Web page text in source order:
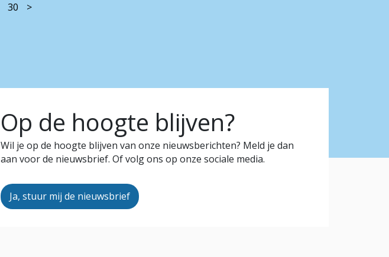
30 >
Op de hoogte blijven?
Wil je op de hoogte blijven van onze nieuwsberichten? Meld je dan
aan voor de nieuwsbrief. Of volg ons op onze sociale media.
Ja, stuur mij de nieuwsbrief